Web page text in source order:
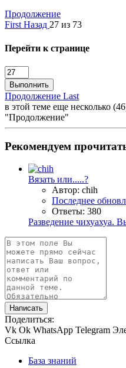
Продолжение
First Назад 27 из 73
Перейти к странице
Выполнить
Продолжение Last
в этой теме еще несколько
"Продолжение"
Рекомендуем
Вязать или.....?
Автор: chih
Последнее
Ответы: 380
Разведение чихуахуа.
Написать
Поделиться:
Vk Ok WhatsApp Telegram
Ссылка
База знаний